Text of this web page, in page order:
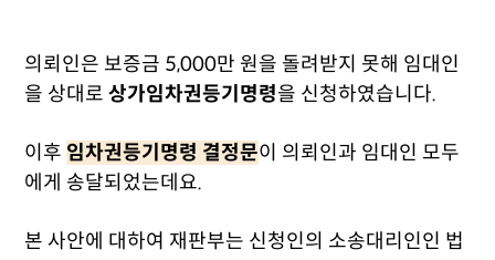
의뢰인은 보증금 5,000만 원을 돌려받지 못해 임대인
을 상대로 상가임차권등기명령을 신청하였습니다.
이후 임차권등기명령 결정문이 의뢰인과 임대인 모두
에게 송달되었는데요.
본 사안에 대하여 재판부는 신청인의 소송대리인인 법